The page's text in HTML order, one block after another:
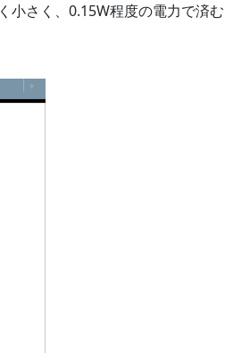
小さく、0.15W程度の電力で済む